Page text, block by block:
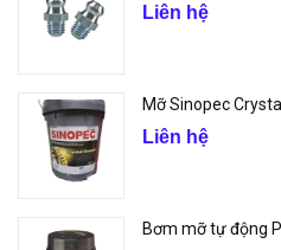
Liên hệ
Mỡ Sinopec
Liên hệ
Bơm mỡ tự động